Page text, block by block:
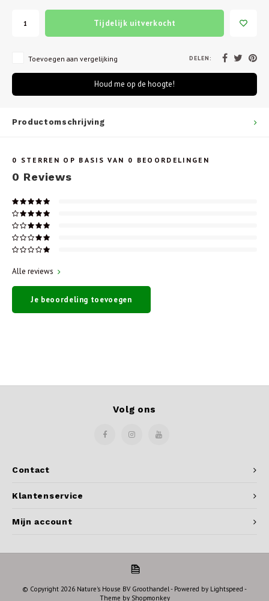
Tijdelijk uitverkocht
Toevoegen aan vergelijking DELEN:
Houd me op de hoogte!
Productomschrijving
0 STERREN OP BASIS VAN 0 BEOORDELINGEN
0 Reviews
Alle reviews
Je beoordeling toevoegen
Contact
Volg ons
Klantenservice
Mijn account
© Copyright 2026 Nature's House BV Groothandel - Powered by Lightspeed -
Theme by Shopmonkey